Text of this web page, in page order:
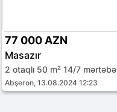
77 000 AZN
Masazır
2 otaqlı 50 m² 14/7 mərtəbə
Abşeron, 13.08.2024 12:23